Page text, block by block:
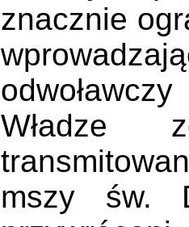
znacznie
Władze
mszy św.